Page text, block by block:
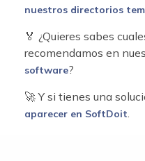
nuestros directorios
🏅 ¿Quieres sabes
recomendamos en
software?
🚀 Y si tienes una
aparecer en SoftDoit.